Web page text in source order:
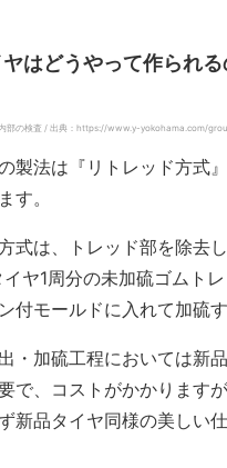
はどうやって作られる
内部の検査 / 出典：https://www.y-yokohama.com/
製法は『リトレッド方式
す。
式は、トレッド部を除去
ヤ1周分の未加硫ゴムト
付モールドに入れて加硫す
・加硫工程においては新
で、コストがかかります
新品タイヤ同様の美しい